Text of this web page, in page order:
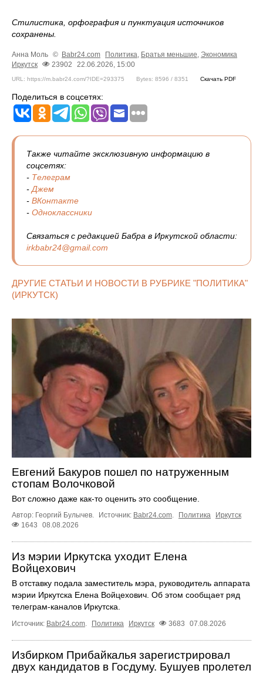
Стилистика, орфография и пунктуация источников
сохранены.
Анна Моль © Babr24.com Политика, Братья меньшие, Экономика
Иркутск
23902 22.06.2026, 15:00
URL: https://m.babr24.com/?IDE=293375 Bytes: 8596 / 8351 Скачать PDF
Поделиться в соцсетях:
Также читайте эксклюзивную информацию в
соцсетях:
- Телеграм
-Джем
- ВКонтакте
- Одноклассники
Связаться с редакцией Бабра в Иркутской области:
irkbabr24@gmail.com
ДРУГИЕ СТАТЬИ И НОВОСТИ В РУБРИКЕ "ПОЛИТИКА"
(ИРКУТСК)
Евгений Бакуров пошел по натруженным
стопам Волочковой
Вот сложно даже как-то оценить это сообщение.
Автор: Георгий Булычев. Источник: Babr24.com. Политика
Иркутск
1643
08.08.2026
Из мэрии Иркутска уходит Елена
Войцехович
В отставку подала заместитель мэра, руководитель аппарата
мэрии Иркутска Елена Войцехович. Об этом сообщает ряд
телеграм‑каналов Иркутска.
Источник: Babr24.com. Политика Иркутск 3683 07.08.2026
Избирком Прибайкалья зарегистрировал
двух кандидатов в Госдуму. Бушуев пролетел